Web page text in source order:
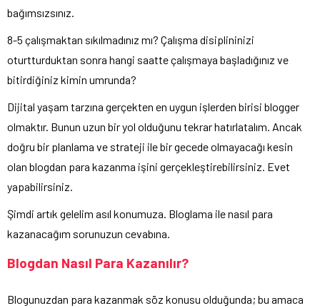
bağımsızsınız.
8-5 çalışmaktan sıkılmadınız mı? Çalışma disiplininizi
oturtturduktan sonra hangi saatte çalışmaya başladığınız ve
bitirdiğiniz kimin umrunda?
Dijital yaşam tarzına gerçekten en uygun işlerden birisi blogger
olmaktır. Bunun uzun bir yol olduğunu tekrar hatırlatalım. Ancak
doğru bir planlama ve strateji ile bir gecede olmayacağı kesin
olan blogdan para kazanma işini gerçekleştirebilirsiniz. Evet
yapabilirsiniz.
Şimdi artık gelelim asıl konumuza. Bloglama ile nasıl para
kazanacağım sorunuzun cevabına.
Blogdan Nasıl Para Kazanılır?
Blogunuzdan para kazanmak söz konusu olduğunda; bu amaca